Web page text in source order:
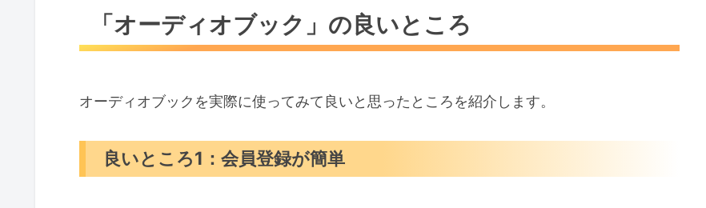
「オーディオブック」の良いところ
オーディオブックを実際に使ってみて良いと思ったところを紹介します。
良いところ1：会員登録が簡単